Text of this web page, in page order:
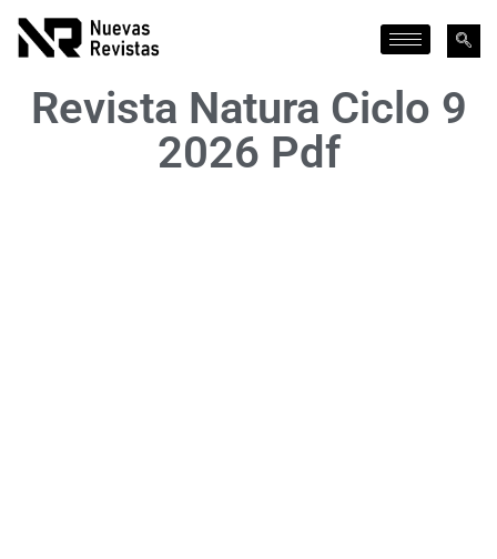
Revista Natura Ciclo 9
2026 Pdf